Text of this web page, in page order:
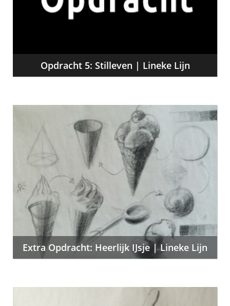
Opdracht 5: Stilleven | Lineke Lijn
Extra Opdracht: Heerlijk IJsje | Lineke Lijn